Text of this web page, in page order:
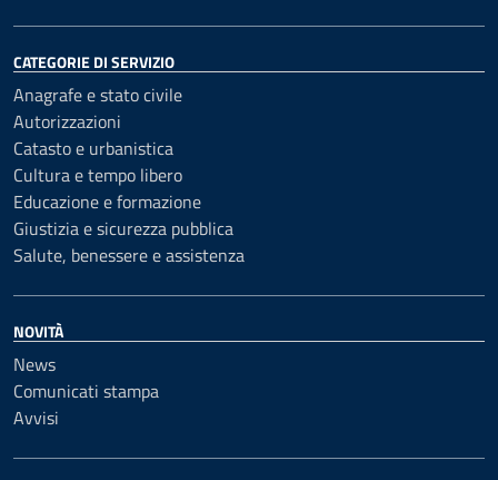
CATEGORIE DI SERVIZIO
Anagrafe e stato civile
Autorizzazioni
Catasto e urbanistica
Cultura e tempo libero
Educazione e formazione
Giustizia e sicurezza pubblica
Salute, benessere e assistenza
NOVITÀ
News
Comunicati stampa
Avvisi